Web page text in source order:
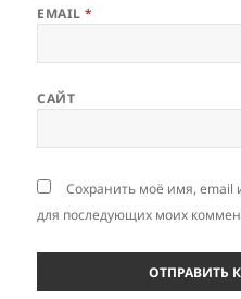
EMAIL*
САЙТ
Сохранить моё имя, email
для последующих моих